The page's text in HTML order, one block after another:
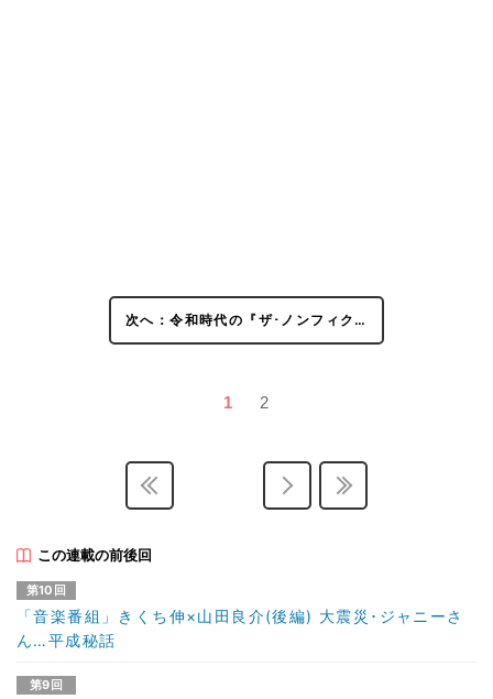
次へ：令和時代の『ザ･ノンフィク…
1 2
この連載の前後回
第10回
「音楽番組」きくち伸×山田良介(後編) 大震災･ジャニーさ
ん…平成秘話
第9回